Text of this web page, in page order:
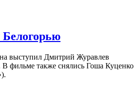
Белогорью
выступил Дмитрий Журавлев
фильме также снялись Гоша Куценко